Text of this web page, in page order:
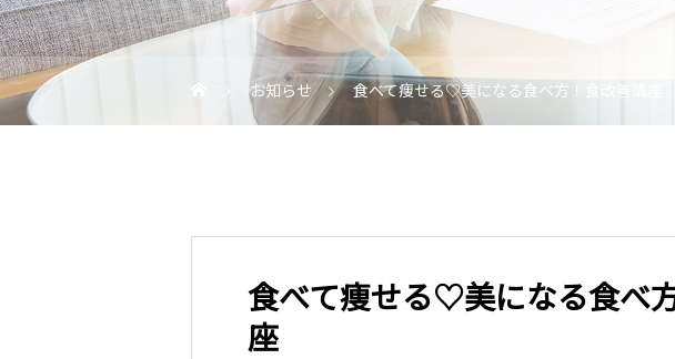
お知らせ 食べて痩せる♡美になる食べ方！食改善講座
食べて痩せる♡美になる食べ
座